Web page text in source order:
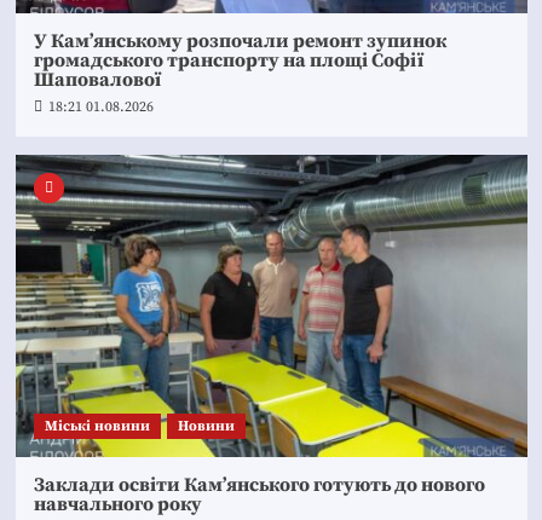
У Кам’янському розпочали ремонт зупинок
громадського транспорту на площі Софії
Шаповалової
18:21 01.08.2026
Mіські новини Новини
Заклади освіти Кам’янського готують до нового
навчального року